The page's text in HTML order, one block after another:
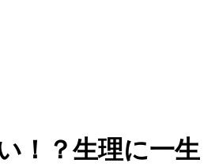
！？生理に一生